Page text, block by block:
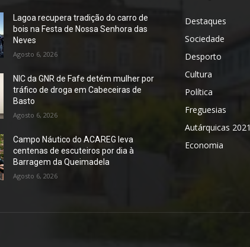
Lagoa recupera tradição do carro de
bois na Festa de Nossa Senhora das
Neves
Agosto 6, 2026
NIC da GNR de Fafe detém mulher por
tráfico de droga em Cabeceiras de
Basto
Agosto 6, 2026
Campo Náutico do ACAREG leva
centenas de escuteiros por dia à
Barragem da Queimadela
Agosto 6, 2026
Destaques
Sociedade
Desporto
Cultura
Política
Freguesias
Autárquicas 2021
Economia